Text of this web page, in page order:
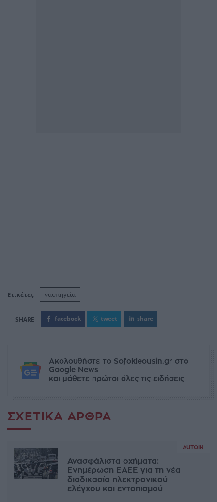
Ετικέτες ναυπηγεία
facebook tweet share
Ακολουθήστε το Sofokleousin.gr στο
Google News
και μάθετε πρώτοι όλες τις ειδήσεις
ΣΧΕΤΙΚΆ ΆΡΘΡΑ
AUTOIN
Ανασφάλιστα οχήματα:
Ενημέρωση ΕΑΕΕ για τη νέα
διαδικασία ηλεκτρονικού
ελέγχου και εντοπισμού